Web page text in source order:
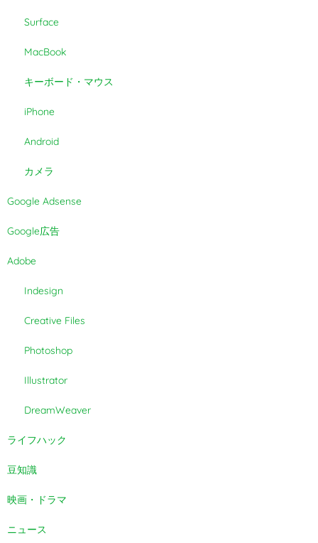
Surface
MacBook
キーボード・マウス
iPhone
Android
カメラ
Google Adsense
Google広告
Adobe
Indesign
Creative Files
Photoshop
Illustrator
DreamWeaver
ライフハック
豆知識
映画・ドラマ
ニュース